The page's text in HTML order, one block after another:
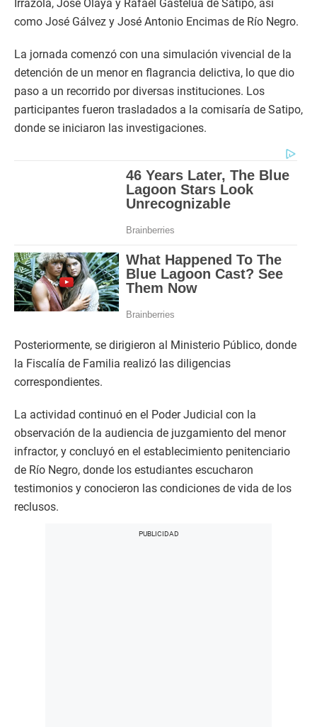
Irrazola, José Olaya y Rafael Gastelua de Satipo, así
como José Gálvez y José Antonio Encimas de Río Negro.
La jornada comenzó con una simulación vivencial de la
detención de un menor en flagrancia delictiva, lo que dio
paso a un recorrido por diversas instituciones. Los
participantes fueron trasladados a la comisaría de Satipo,
donde se iniciaron las investigaciones.
Posteriormente, se dirigieron al Ministerio Público, donde
la Fiscalía de Familia realizó las diligencias
correspondientes.
La actividad continuó en el Poder Judicial con la
observación de la audiencia de juzgamiento del menor
infractor, y concluyó en el establecimiento penitenciario
de Río Negro, donde los estudiantes escucharon
testimonios y conocieron las condiciones de vida de los
reclusos.